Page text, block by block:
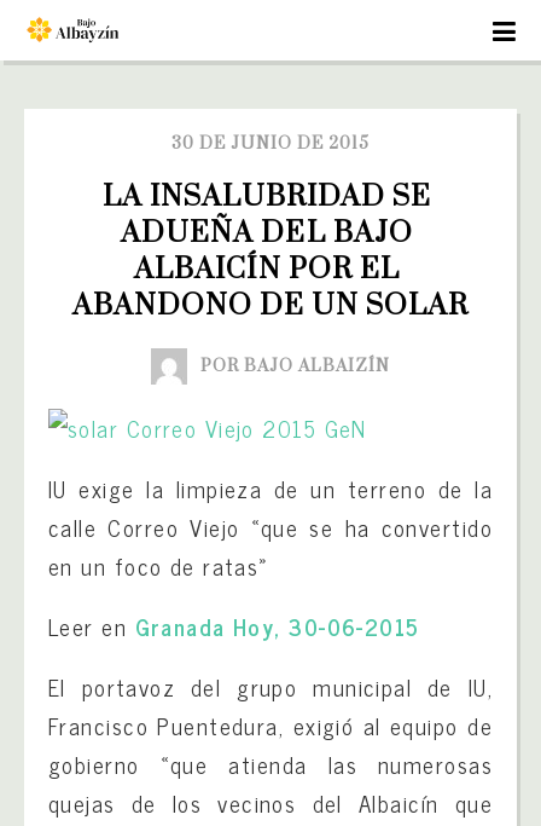
30 DE JUNIO DE 2015
LA INSALUBRIDAD SE
ADUEÑA DEL BAJO
ALBAICÍN POR EL
ABANDONO DE UN SOLAR
POR BAJO ALBAIZÍN
IU exige la limpieza de un terreno de la
calle Correo Viejo «que se ha convertido
en un foco de ratas»
Leer en Granada Hoy, 30-06-2015
El portavoz del grupo municipal de IU,
Francisco Puentedura, exigió al equipo de
gobierno «que atienda las numerosas
quejas de los vecinos del Albaicín que